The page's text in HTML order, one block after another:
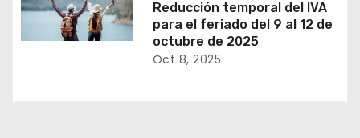
Reducción temporal del IVA
para el feriado del 9 al 12 de
octubre de 2025
Oct 8, 2025